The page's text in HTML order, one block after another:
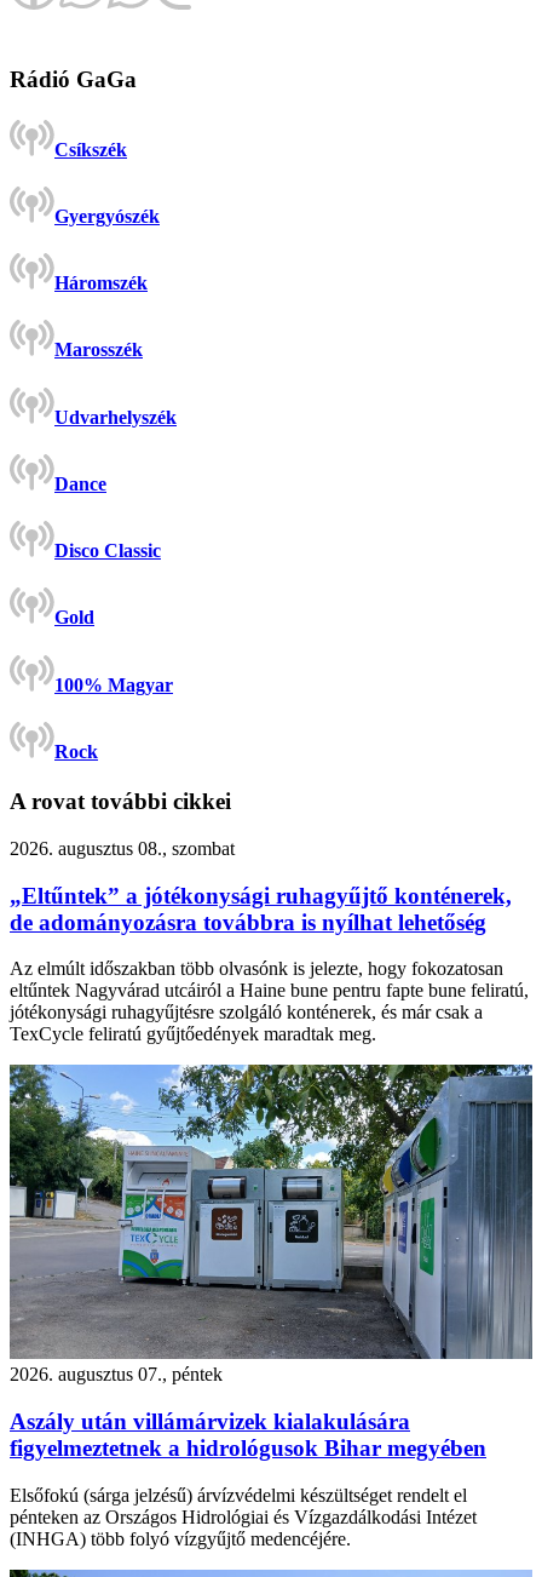
Rádió GaGa
Csíkszék
Gyergyószék
Háromszék
Marosszék
Udvarhelyszék
Dance
Disco Classic
Gold
100% Magyar
Rock
A rovat további cikkei
2026. augusztus 08., szombat
„Eltűntek” a jótékonysági ruhagyűjtő konténerek,
de adományozásra továbbra is nyílhat lehetőség
Az elmúlt időszakban több olvasónk is jelezte, hogy fokozatosan
eltűntek Nagyvárad utcáiról a Haine bune pentru fapte bune feliratú,
jótékonysági ruhagyűjtésre szolgáló konténerek, és már csak a
TexCycle feliratú gyűjtőedények maradtak meg.
2026. augusztus 07., péntek
Aszály után villámárvizek kialakulására
figyelmeztetnek a hidrológusok Bihar megyében
Elsőfokú (sárga jelzésű) árvízvédelmi készültséget rendelt el
pénteken az Országos Hidrológiai és Vízgazdálkodási Intézet
(INHGA) több folyó vízgyűjtő medencéjére.